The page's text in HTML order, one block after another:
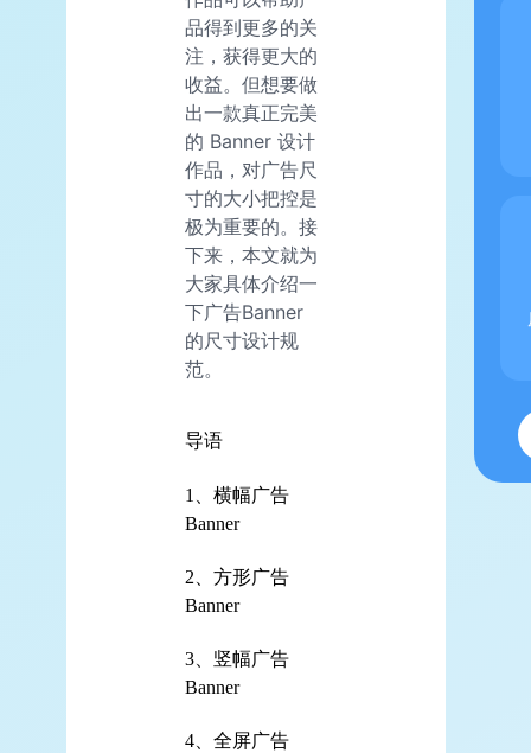
品得到更多的关
注，获得更大的
收益。但想要做
出一款真正完美
的 Banner 设计
作品，对广告尺
寸的大小把控是
极为重要的。接
下来，本文就为
大家具体介绍一
下广告Banner
的尺寸设计规
范。
导语
1、横幅广告
Banner
2、方形广告
Banner
3、竖幅广告
Banner
4、全屏广告